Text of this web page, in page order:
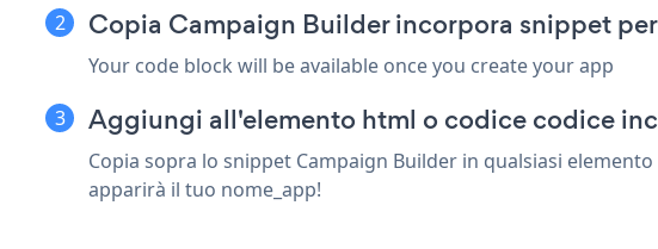
Copia Campaign Builder incorpora snippet
Your code block will be available once you create your app
Aggiungi all'elemento html o codice codice
Copia sopra lo snippet Campaign Builder in qualsiasi
apparirà il tuo nome_app!